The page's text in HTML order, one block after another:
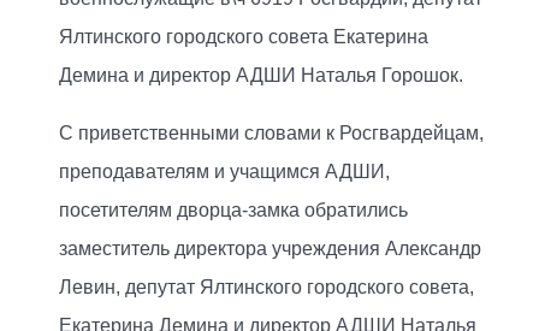
Ялтинского городского совета Екатерина
Демина и директор АДШИ Наталья Горошок.
С приветственными словами к Росгвардейцам,
преподавателям и учащимся АДШИ,
посетителям дворца-замка обратились
заместитель директора учреждения Александр
Левин, депутат Ялтинского городского совета,
Екатерина Демина и директор АДШИ Наталья